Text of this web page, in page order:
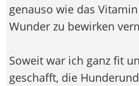
genauso wie das
Wunder zu bewirken
Soweit war ich ganz fit
geschafft, die